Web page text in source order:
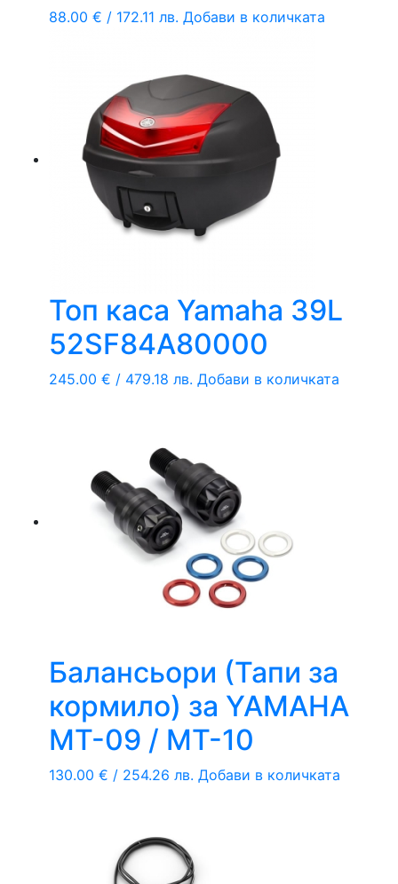
88.00 € / 172.11 лв. Добави в количката
Топ каса Yamaha 39L
52SF84A80000
245.00 € / 479.18 лв. Добави в количката
Балансьори (Тапи за
кормило) за YAMAHA
MT-09 / MT-10
130.00 € / 254.26 лв. Добави в количката